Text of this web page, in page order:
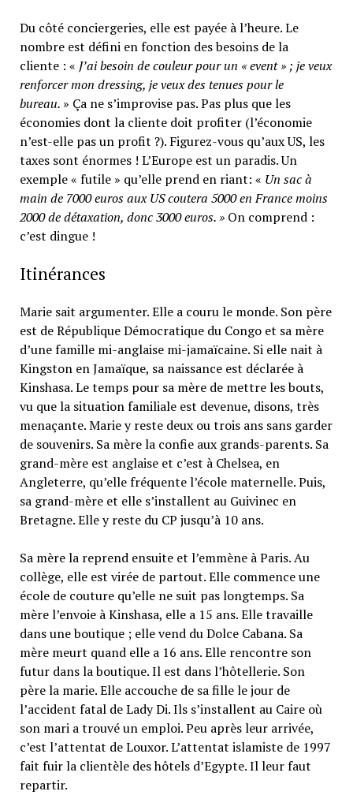
Du côté conciergeries, elle est payée à l’heure. Le
nombre est défini en fonction des besoins de la
cliente : « J’ai besoin de couleur pour un « event » ; je veux
renforcer mon dressing, je veux des tenues pour le
bureau. » Ça ne s’improvise pas. Pas plus que les
économies dont la cliente doit profiter (l’économie
n’est-elle pas un profit ?). Figurez-vous qu’aux US, les
taxes sont énormes ! L’Europe est un paradis. Un
exemple « futile » qu’elle prend en riant: « Un sac à
main de 7000 euros aux US coutera 5000 en France moins
2000 de détaxation, donc 3000 euros. »On comprend :
c’est dingue !
Itinérances
Marie sait argumenter. Elle a couru le monde. Son père
est de République Démocratique du Congo et sa mère
d’une famille mi-anglaise mi-jamaïcaine. Si elle nait à
Kingston en Jamaïque, sa naissance est déclarée à
Kinshasa. Le temps pour sa mère de mettre les bouts,
vu que la situation familiale est devenue, disons, très
menaçante. Marie y reste deux ou trois ans sans garder
de souvenirs. Sa mère la confie aux grands-parents. Sa
grand-mère est anglaise et c’est à Chelsea, en
Angleterre, qu’elle fréquente l’école maternelle. Puis,
sa grand-mère et elle s’installent au Guivinec en
Bretagne. Elle y reste du CP jusqu’à 10 ans.
Sa mère la reprend ensuite et l’emmène à Paris. Au
collège, elle est virée de partout. Elle commence une
école de couture qu’elle ne suit pas longtemps. Sa
mère l’envoie à Kinshasa, elle a 15 ans. Elle travaille
dans une boutique ; elle vend du Dolce Cabana. Sa
mère meurt quand elle a 16 ans. Elle rencontre son
futur dans la boutique. Il est dans l’hôtellerie. Son
père la marie. Elle accouche de sa fille le jour de
l’accident fatal de Lady Di. Ils s’installent au Caire où
son mari a trouvé un emploi. Peu après leur arrivée,
c’est l’attentat de Louxor. L’attentat islamiste de 1997
fait fuir la clientèle des hôtels d’Egypte. Il leur faut
repartir.